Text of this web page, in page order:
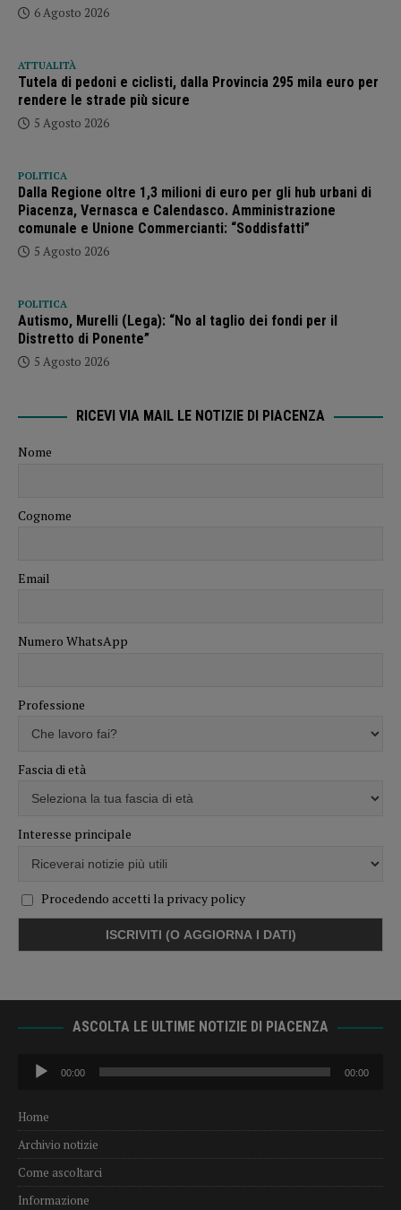
6 Agosto 2026
ATTUALITÀ
Tutela di pedoni e ciclisti, dalla Provincia 295 mila euro per
rendere le strade più sicure
5 Agosto 2026
POLITICA
Dalla Regione oltre 1,3 milioni di euro per gli hub urbani di
Piacenza, Vernasca e Calendasco. Amministrazione
comunale e Unione Commercianti: “Soddisfatti”
5 Agosto 2026
POLITICA
Autismo, Murelli (Lega): “No al taglio dei fondi per il
Distretto di Ponente”
5 Agosto 2026
RICEVI VIA MAIL LE NOTIZIE DI PIACENZA
Nome
Cognome
Email
Numero WhatsApp
Professione
Fascia di età
Interesse principale
Procedendo accetti la privacy policy
ASCOLTA LE ULTIME NOTIZIE DI PIACENZA
Audio
Player
00:00 00:00
Home
Archivio notizie
Come ascoltarci
Informazione